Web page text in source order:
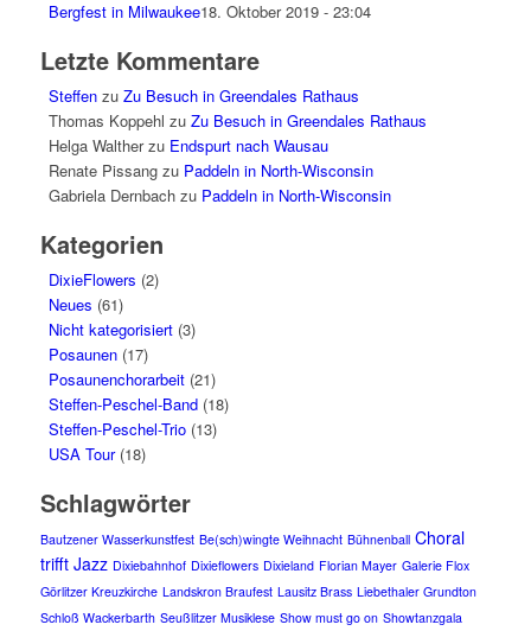
Bergfest in Milwaukee18. Oktober 2019 - 23:04
Letzte Kommentare
Steffenzu Zu Besuch in Greendales Rathaus
Thomas Koppehl zu Zu Besuch in Greendales Rathaus
Helga Waltherzu Endspurt nach Wausau
Renate Pissangzu Paddeln in North-Wisconsin
Gabriela Dernbachzu Paddeln in North-Wisconsin
Kategorien
DixieFlowers (2)
Neues (61)
Nicht kategorisiert(3)
Posaunen(17)
Posaunenchorarbeit(21)
Steffen-Peschel-Band(18)
Steffen-Peschel-Trio(13)
USA Tour(18)
Schlagwörter
Bautzener Wasserkunstfest Be(sch)wingte Weihnacht Bühnenball Choral
trifft Jazz Dixiebahnhof Dixieflowers Dixieland Florian Mayer Galerie Flox
Görlitzer Kreuzkirche Landskron Braufest Lausitz Brass Liebethaler Grundton
Schloß Wackerbarth Seußlitzer Musiklese Show must go on Showtanzgala